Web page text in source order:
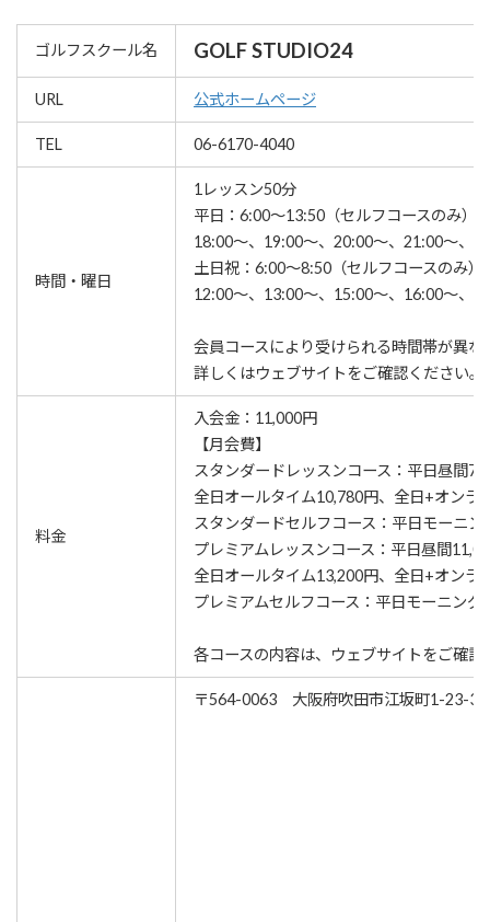
ゴルフスクール名 GOLF STUDIO24
URL 公式ホームページ
TEL 06-6170-4040
時間・曜日
1レッスン50分
平日：6:00～13:50（セルフコースのみ）
18:00～、19:00～、20:00～、21:00～、
土日祝：6:00～8:50（セルフコースのみ
12:00～、13:00～、15:00～、16:00～、
会員コースにより受けられる時間帯が異な
詳しくはウェブサイトをご確認ください。
料金
入会金：11,000円
【月会費】
スタンダードレッスンコース：平日昼間
全日オールタイム10,780円、全日+オンラ
スタンダードセルフコース：平日モーニ
プレミアムレッスンコース：平日昼間
全日オールタイム13,200円、全日+オンラ
プレミアムセルフコース：平日モーニン
各コースの内容は、ウェブサイトをご確認
〒564-0063 大阪府吹田市江坂町1-23-37